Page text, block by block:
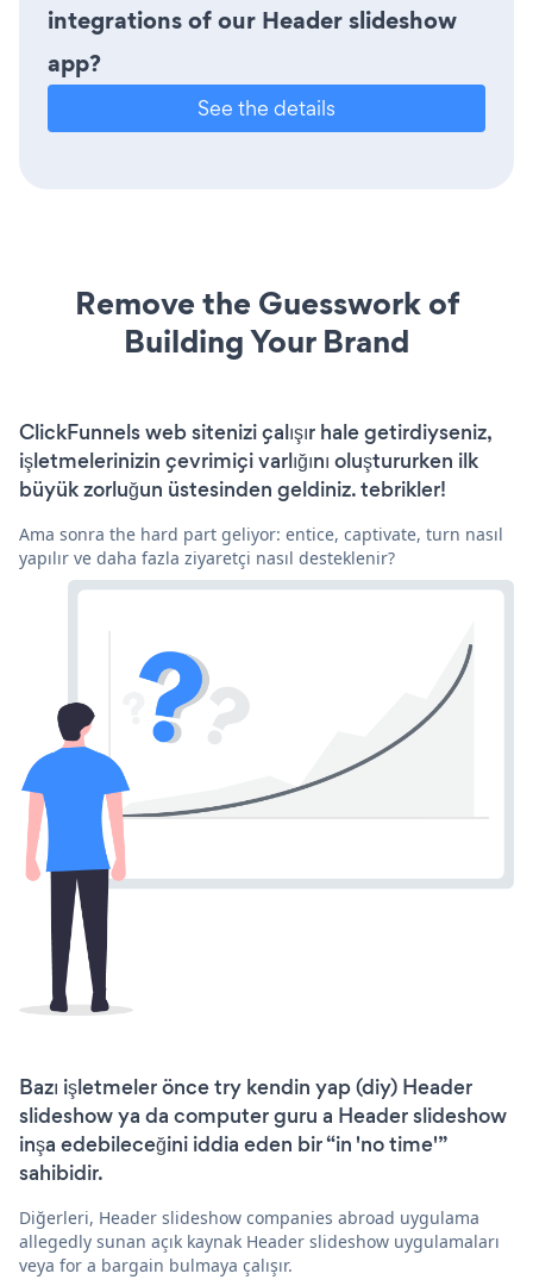
integrations of our Header slideshow
app?
See the details
Remove the Guesswork of
Building Your Brand
ClickFunnels web sitenizi çalışır hale getirdiyseniz,
işletmelerinizin çevrimiçi varlığını oluştururken ilk
büyük zorluğun üstesinden geldiniz. tebrikler!
Ama sonra the hard part geliyor: entice, captivate, turn nasıl
yapılır ve daha fazla ziyaretçi nasıl desteklenir?
Bazı işletmeler önce try kendin yap (diy) Header
slideshow ya da computer guru a Header slideshow
inşa edebileceğini iddia eden bir “in 'no time'”
sahibidir.
Diğerleri, Header slideshow companies abroad uygulama
allegedly sunan açık kaynak Header slideshow uygulamaları
veya for a bargain bulmaya çalışır.